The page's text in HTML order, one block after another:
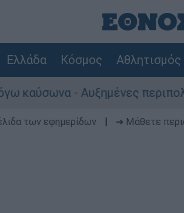
Ελλάδα Κόσμος Αθλητισμός
- Αυξημένες περιπολίες και
των εφημερίδων ➔ Μάθετε